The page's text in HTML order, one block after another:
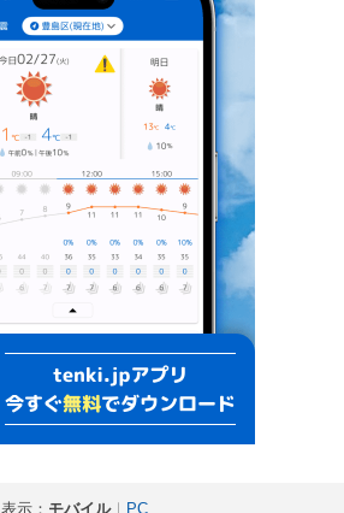
表示： モバイル｜ PC